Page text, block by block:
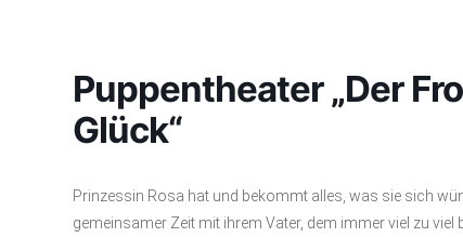
Puppentheater „Der
Glück“
Prinzessin Rosa hat und bekommt alles, was sie sich
gemeinsamer Zeit mit ihrem Vater, dem immer viel zu